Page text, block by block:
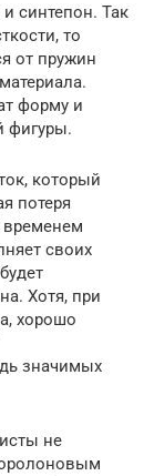
синтепон. Так
то
от пружин
форму и
фигуры.
который
потеря
своих
Хотя, при
хорошо
значимых
не